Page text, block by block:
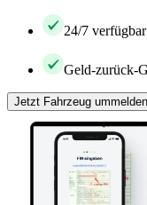
24/7 verfügbar
Geld-zurück-
Jetzt Fahrzeug ummelden